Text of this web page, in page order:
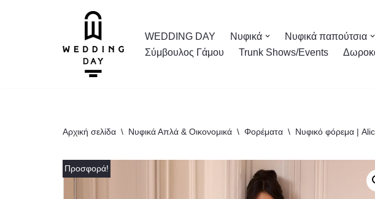
WEDDING DAY Νυφικά Νυφικά παπούτσια
Σύμβουλος Γάμου
Trunk Shows/Events
Αρχική σελίδα \ Νυφικά Απλά & Οικονομικά \ Φορέματα \ Νυφικό φόρεμα |
Προσφορά!